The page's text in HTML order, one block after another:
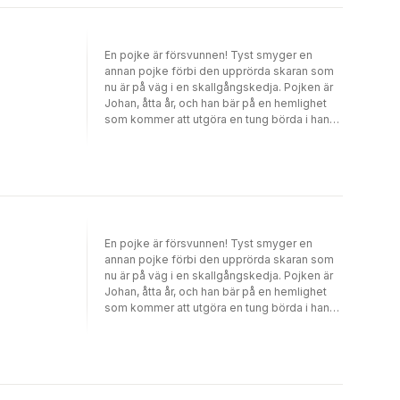
som han anser bära skuld till allt elände,
tar då saken i egna händer.”Att ondgöra sig
över de människor och situationer som du
anser verkar emot dig är bara
kontraproduktivt” hade hon sagt den sista
kvällen i kojan. ”Det är bättre att göra något
dem ryggen. Varje gång du bemöter dem
En pojke är försvunnen! Tyst smyger en
annan pojke förbi den upprörda skaran som
nu är på väg i en skallgångskedja. Pojken är
Johan, åtta år, och han bär på en hemlighet
som kommer att utgöra en tung börda i hans
som att finna sig själv och den väg han vill gå.
En pojke är försvunnen! Tyst smyger en
annan pojke förbi den upprörda skaran som
nu är på väg i en skallgångskedja. Pojken är
Johan, åtta år, och han bär på en hemlighet
som kommer att utgöra en tung börda i hans
som att finna sig själv och den väg han vill gå.